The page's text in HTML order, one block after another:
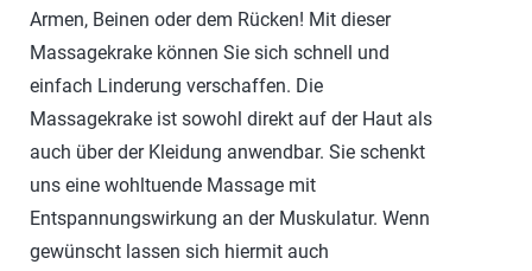
Armen, Beinen oder dem Rücken! Mit dieser
Massagekrake können Sie sich schnell und
einfach Linderung verschaffen. Die
Massagekrake ist sowohl direkt auf der Haut als
auch über der Kleidung anwendbar. Sie schenkt
uns eine wohltuende Massage mit
Entspannungswirkung an der Muskulatur. Wenn
gewünscht lassen sich hiermit auch